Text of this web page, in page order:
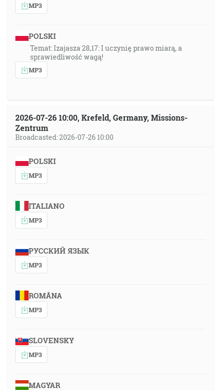
MP3
POLSKI
Temat: Izajasza 28,17: I uczynię prawo miarą, a
sprawiedliwość wagą!
MP3
2026-07-26 10:00, Krefeld, Germany, Missions-
Zentrum
Broadcasted: 2026-07-26 10:00
POLSKI
MP3
ITALIANO
MP3
РУССКИЙ ЯЗЫК
MP3
ROMÂNA
MP3
SLOVENSKY
MP3
MAGYAR